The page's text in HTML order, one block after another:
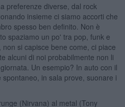
preferenze diverse, dal rock
insieme ci siamo accorti che
spesso ben definito. Non è
spaziamo un po' tra pop, funk e
si capisce bene come, ci piace
alcuni di noi probabilmente non li
Un esempio? In auto con il
in sala prove, suonare i
(Nirvana) al metal (Tony